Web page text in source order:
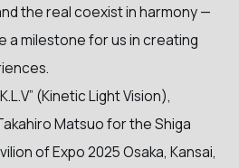
the real coexist in harmony —
a milestone for us in creating
(Kinetic Light Vision),
Matsuo for the Shiga
of Expo 2025 Osaka, Kansai,